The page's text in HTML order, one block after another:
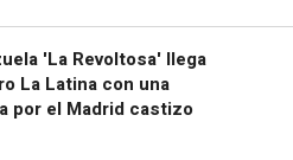
'La Revoltosa' llega
La Latina con una
por el Madrid castizo